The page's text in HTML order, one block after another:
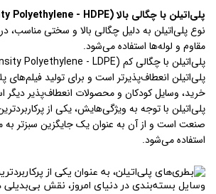
پلی‌اتیلن با چگالی بالا (High-Density Polyethylene - HDPE):
نوع پلی‌اتیلن به دلیل چگالی بالا و سختی مناسب،
مقاوم و لوله‌ها استفاده می‌شود.
پلی‌اتیلن انعطاف‌پذیرتر است و برای تولید فیلم‌های
خرید، وسایل کودکان و محصولات انعطاف‌پذیر دیگر
پلی‌اتیلن با توجه به ویژگی‌هایش، یکی از
صنعت است و از آن به عنوان یک جایگزین سبزتر به
استفاده می‌شود.